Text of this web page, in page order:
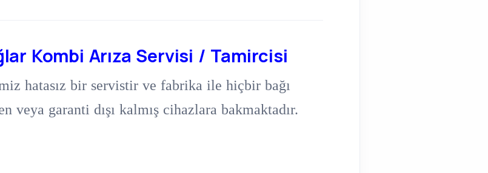
Kombi Arıza Servisi / Tamircisi
hatasız bir servistir ve fabrika ile hiçbir bağı
veya garanti dışı kalmış cihazlara bakmaktadır.